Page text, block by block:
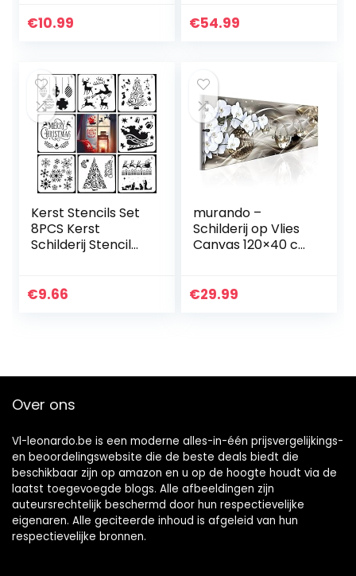
Rode Roos
€10.99
Wandafbeelding
€54.99
Kerst Stencils Set
8PCS Kerst
Schilderij Stencil
Sjablonen
€9.66
murando –
Schilderij op Vlies
Canvas 120×40 cm
Print Wandfoto
€29.99
Over ons
Vl-leonardo.be is een moderne alles-in-één prijsvergelijkings-
en beoordelingswebsite die de beste deals biedt die
beschikbaar zijn op amazon en u op de hoogte houdt via de
laatst toegevoegde blogs. Alle afbeeldingen zijn
auteursrechtelijk beschermd door hun respectievelijke
eigenaren. Alle geciteerde inhoud is afgeleid van hun
respectievelijke bronnen.